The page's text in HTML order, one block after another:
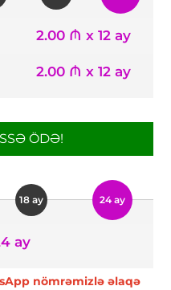
2.00 ₼ x 12 ay
2.00 ₼ x 12 ay
ÖDƏ!
18 ay 24 ay
ay
nömrəmizlə əlaqə